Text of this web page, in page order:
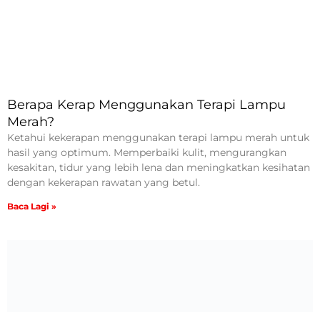
Berapa Kerap Menggunakan Terapi Lampu
Merah?
Ketahui kekerapan menggunakan terapi lampu merah untuk
hasil yang optimum. Memperbaiki kulit, mengurangkan
kesakitan, tidur yang lebih lena dan meningkatkan kesihatan
dengan kekerapan rawatan yang betul.
Baca Lagi »